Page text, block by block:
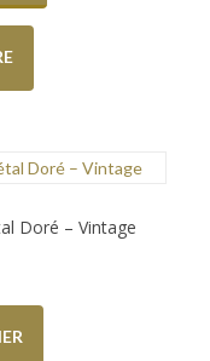
Doré – Vintage